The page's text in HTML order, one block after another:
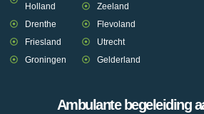
Holland
Drenthe
Friesland
Groningen
Zeeland
Flevoland
Utrecht
Gelderland
Ambulante begeleiding